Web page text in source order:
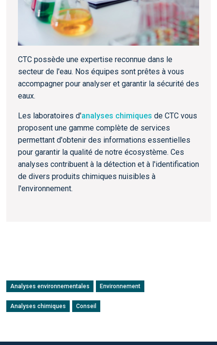
CTC possède une expertise reconnue dans le
secteur de l'eau. Nos équipes sont prêtes à vous
accompagner pour analyser et garantir la sécurité des
eaux.
Les laboratoires d'analyses chimiques de CTC vous
proposent une gamme complète de services
permettant d'obtenir des informations essentielles
pour garantir la qualité de notre écosystème. Ces
analyses contribuent à la détection et à l'identification
de divers produits chimiques nuisibles à
l'environnement.
Analyses environnementales Environnement
Analyses chimiques Conseil